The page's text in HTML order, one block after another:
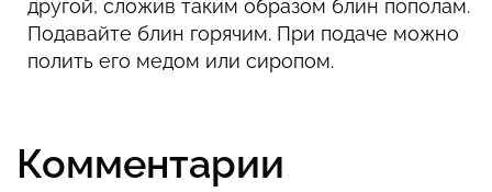
другой, сложив таким образом блин пополам.
Подавайте блин горячим. При подаче можно
полить его медом или сиропом.
Комментарии